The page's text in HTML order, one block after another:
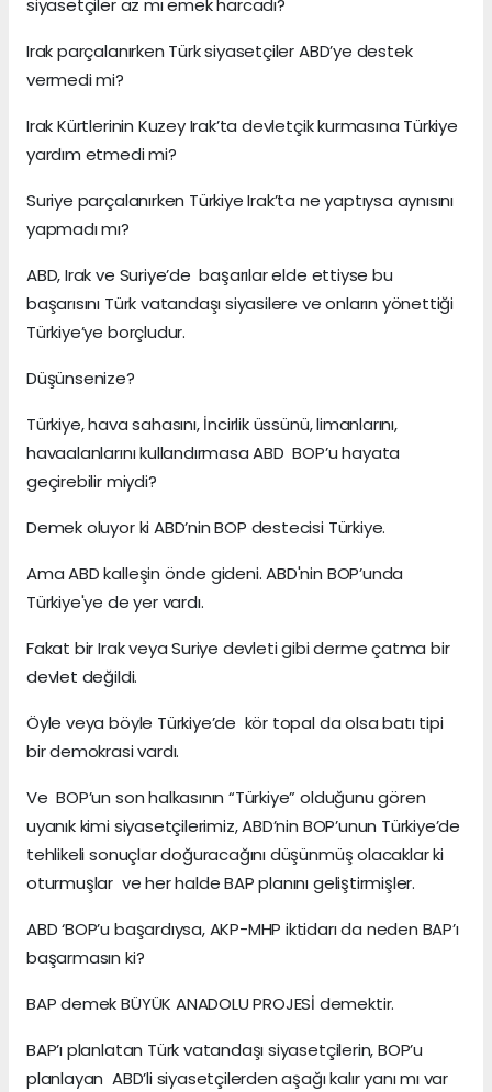
siyasetçiler az mı emek harcadı?
Irak parçalanırken Türk siyasetçiler ABD’ye destek
vermedi mi?
Irak Kürtlerinin Kuzey Irak’ta devletçik kurmasına Türkiye
yardım etmedi mi?
Suriye parçalanırken Türkiye Irak’ta ne yaptıysa aynısını
yapmadı mı?
ABD, Irak ve Suriye’de başarılar elde ettiyse bu
başarısını Türk vatandaşı siyasilere ve onların yönettiği
Türkiye’ye borçludur.
Düşünsenize?
Türkiye, hava sahasını, İncirlik üssünü, limanlarını,
havaalanlarını kullandırmasa ABD BOP’u hayata
geçirebilir miydi?
Demek oluyor ki ABD’nin BOP destecisi Türkiye.
Ama ABD kalleşin önde gideni. ABD'nin BOP’unda
Türkiye'ye de yer vardı.
Fakat bir Irak veya Suriye devleti gibi derme çatma bir
devlet değildi.
Öyle veya böyle Türkiye’de kör topal da olsa batı tipi
bir demokrasi vardı.
Ve BOP’un son halkasının “Türkiye” olduğunu gören
uyanık kimi siyasetçilerimiz, ABD’nin BOP’unun Türkiye’de
tehlikeli sonuçlar doğuracağını düşünmüş olacaklar ki
oturmuşlar ve her halde BAP planını geliştirmişler.
ABD ‘BOP’u başardıysa, AKP-MHP iktidarı da neden BAP’ı
başarmasın ki?
BAP demek BÜYÜK ANADOLU PROJESİ demektir.
BAP’ı planlatan Türk vatandaşı siyasetçilerin, BOP’u
planlayan ABD’li siyasetçilerden aşağı kalır yanı mı var